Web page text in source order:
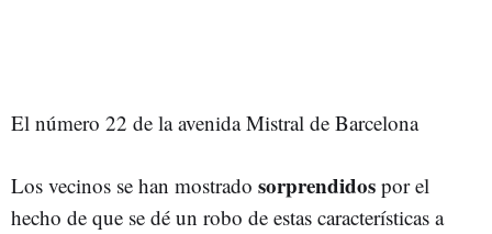
El número 22 de la avenida Mistral de Barcelona
Los vecinos se han mostrado sorprendidos por el
hecho de que se dé un robo de estas características a